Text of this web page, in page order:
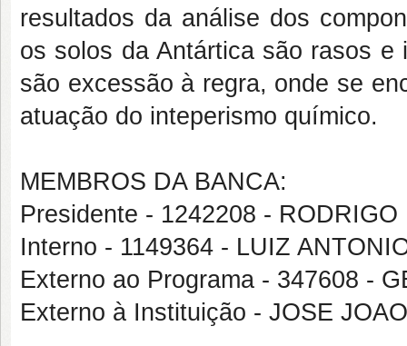
resultados da análise dos
os solos da Antártica são rasos
são excessão à regra, onde se
atuação do inteperismo químico.
MEMBROS DA BANCA:
Presidente - 1242208 -
Interno - 1149364 - LUIZ
Externo ao Programa - 347608 -
Externo à Instituição - JOSE